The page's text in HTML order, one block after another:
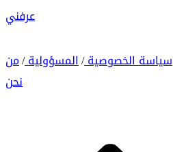
عرفني
سياسة الخصوصية/ المسؤولية/ من
نحن